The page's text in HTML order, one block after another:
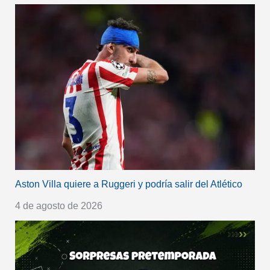
Aston Villa quiere a Ruggeri y podría salir del Atlético
4 de agosto de 2026